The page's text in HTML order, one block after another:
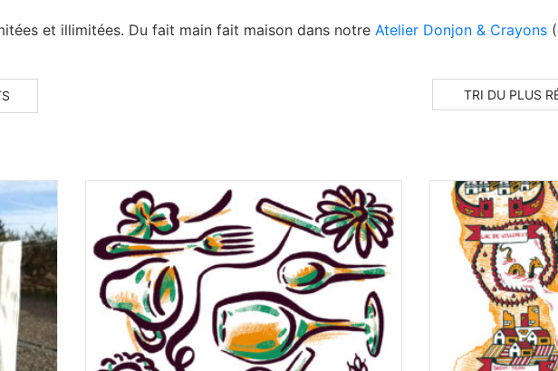
et illimitées. Du fait main fait maison dans notre Atelier Donjon & Crayons